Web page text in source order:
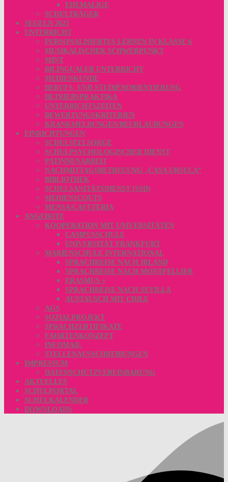
EHEMALIGE
SCHULTRÄGER
SEGELN 2025
UNTERRICHT
PERSONALISIERTES LERNEN IN KLASSE 6
MUSIKALISCHER SCHWERPUNKT
MINT
BILINGUALER UNTERRICHT
MEDIENKUNDE
BERUFS- UND STUDIENORIENTIERUNG
BETRIEBSPRAKTIKA
UNTERRICHTSZEITEN
BEWERTUNGSKRITERIEN
KRANKMELDUNGEN/BEURLAUBUNGEN
EINRICHTUNGEN
SCHULSEELSORGE
SCHULPSYCHOLOGISCHER DIENST
PATINNENARBEIT
NACHMITTAGSBETREUUNG „CASA URSULA“
BIBLIOTHEK
SCHULSANITÄTSDIENST (SSD)
MEDIENSCOUTS
MENSA/CAFETERIA
ANGEBOTE
KOOPERATION MIT UNIVERSITÄTEN
CAMPUSSCHULE
UNIVERSITÄT FRANKFURT
MARIENSCHULE INTERNATIONAL
SPRACHREISE NACH IRLAND
SPRACHREISE NACH MONTPELLIER
ERASMUS +
SPRACHREISE NACH SEVILLA
AUSTAUSCH MIT CHILE
AGS
SOZIALPROJEKT
SPRACHZERTIFIKATE
FAHRTENKONZEPT
INFOMAIL
STELLENAUSSCHREIBUNGEN
IMPRESSUM
DATENSCHUTZVEREINBARUNG
AKTUELLES
SCHULPORTAL
SCHULKALENDER
DOWNLOADS